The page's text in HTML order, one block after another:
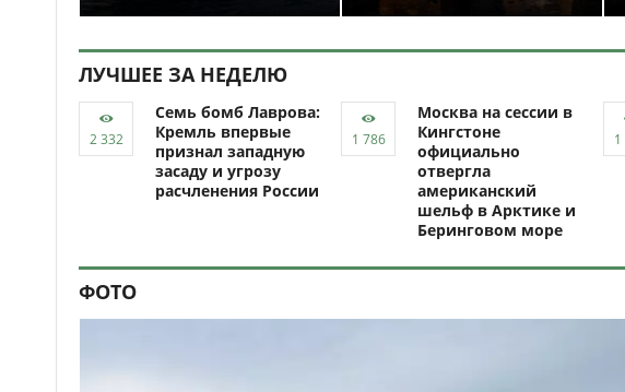
ЛУЧШЕЕ ЗА НЕДЕЛЮ
Семь бомб Лаврова:
Кремль впервые
признал западную
засаду и угрозу
расчленения России
Москва на сессии в
Кингстоне
официально
отвергла
американский
шельф в Арктике и
Беринговом море
ФОТО